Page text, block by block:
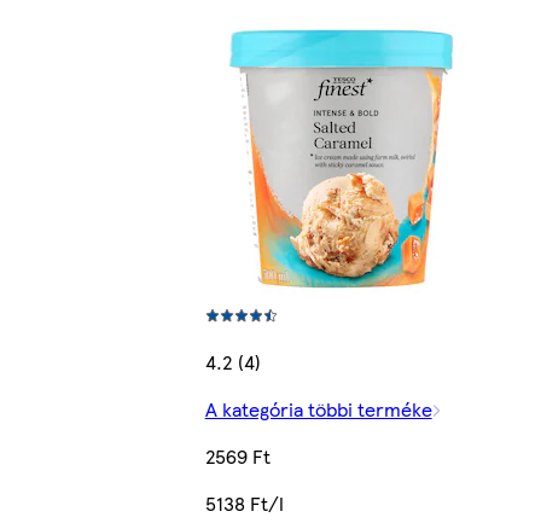
4.2 (4)
A kategória többi terméke
2569 Ft
5138 Ft/l